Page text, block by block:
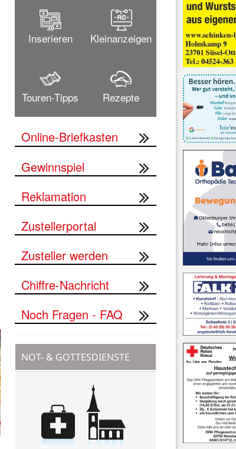
Inserieren Kleinanzeigen
Touren-Tipps Rezepte
Online-Briefkasten
Gewinnspiel
Reklamation
Zustellerportal
Zusteller werden
Chiffre-Nachricht
Noch Fragen - FAQ
NOT- & GOTTESDIENSTE